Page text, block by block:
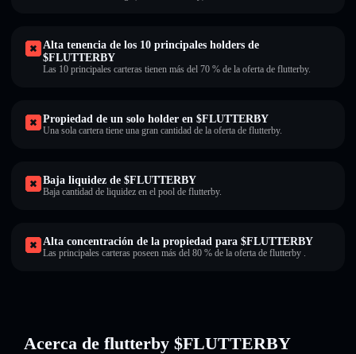
Alta tenencia de los 10 principales holders de
$FLUTTERBY
Las 10 principales carteras tienen más del 70 % de la oferta de flutterby.
Propiedad de un solo holder en $FLUTTERBY
Una sola cartera tiene una gran cantidad de la oferta de flutterby.
Baja liquidez de $FLUTTERBY
Baja cantidad de liquidez en el pool de flutterby.
Alta concentración de la propiedad para $FLUTTERBY
Las principales carteras poseen más del 80 % de la oferta de flutterby .
Acerca de flutterby $FLUTTERBY